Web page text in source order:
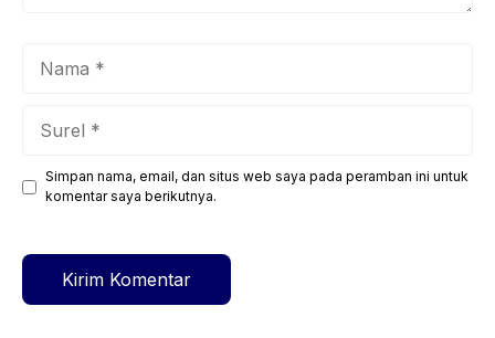
Situs
web
Simpan nama, email, dan situs web saya pada peramban ini untuk
komentar saya berikutnya.